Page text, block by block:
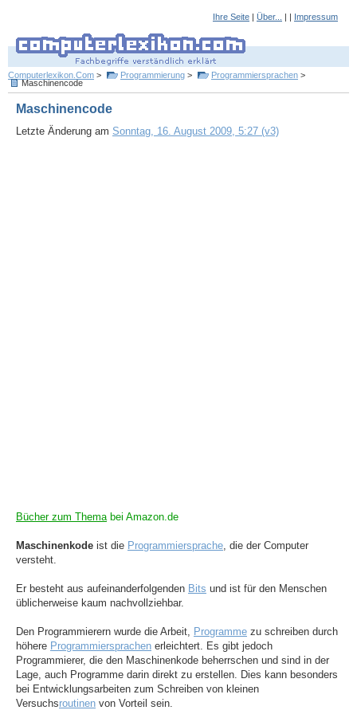
Ihre Seite | Über... | | Impressum
Computerlexikon.Com > Programmierung > Programmiersprachen >
Maschinencode
Maschinencode
Letzte Änderung am Sonntag, 16. August 2009, 5:27 (v3)
Bücher zum Themabei Amazon.de
Maschinenkode ist die Programmiersprache, die der Computer
versteht.
Er besteht aus aufeinanderfolgenden Bits und ist für den Menschen
üblicherweise kaum nachvollziehbar.
Den Programmierern wurde die Arbeit, Programme zu schreiben durch
höhere Programmiersprachen erleichtert. Es gibt jedoch
Programmierer, die den Maschinenkode beherrschen und sind in der
Lage, auch Programme darin direkt zu erstellen. Dies kann besonders
bei Entwicklungsarbeiten zum Schreiben von kleinen
Versuchsroutinen von Vorteil sein.